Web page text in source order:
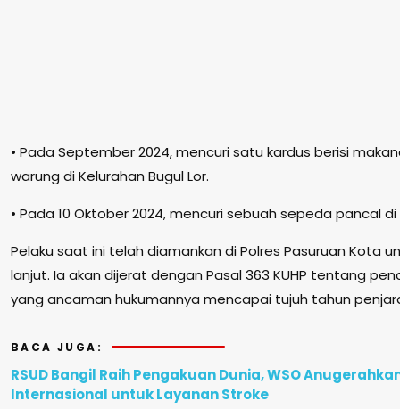
• Pada September 2024, mencuri satu kardus berisi
warung di Kelurahan Bugul Lor.
• Pada 10 Oktober 2024, mencuri sebuah sepeda pancal
Pelaku saat ini telah diamankan di Polres Pasuruan Kota
lanjut. Ia akan dijerat dengan Pasal 363 KUHP tentang
yang ancaman hukumannya mencapai tujuh tahun
BACA JUGA:
RSUD Bangil Raih Pengakuan Dunia, WSO
Internasional untuk Layanan Stroke